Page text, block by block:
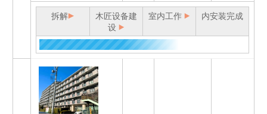
拆解
木匠设备建
设
室内工作 内安装完成